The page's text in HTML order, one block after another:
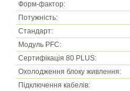
Форм-фактор:
Потужність:
Стандарт:
Модуль PFC:
Сертифікація 80 PLUS:
Охолодження блоку живлення:
Підключення кабелів: